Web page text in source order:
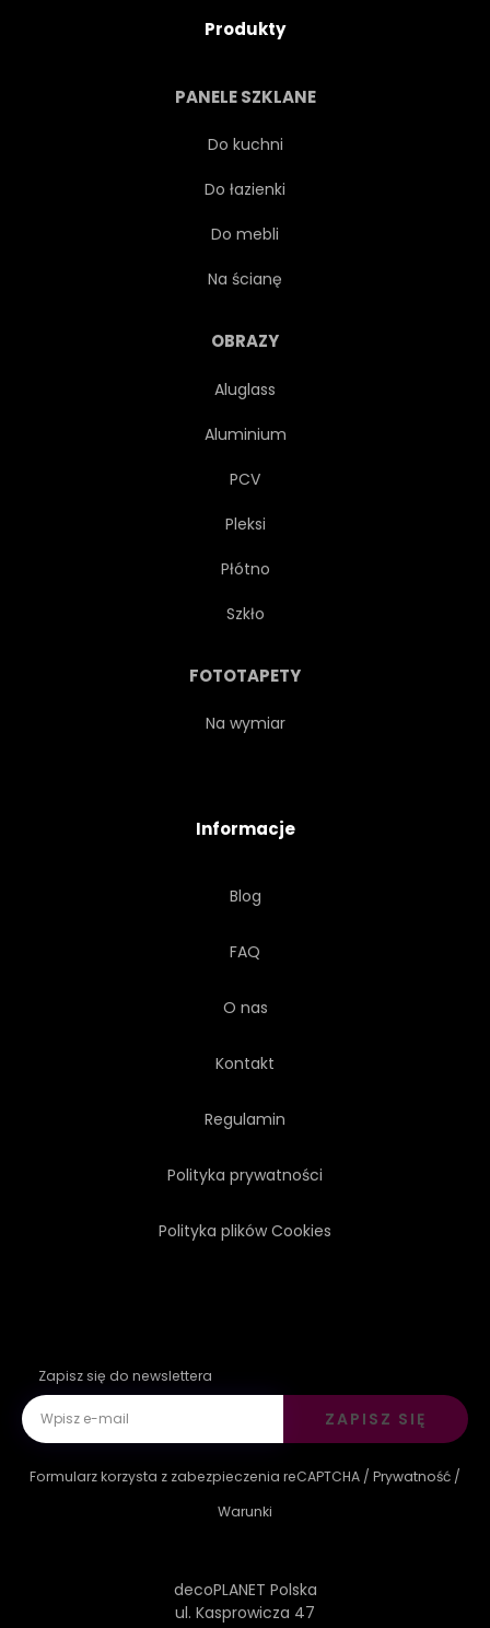
Produkty
PANELE SZKLANE
Do kuchni
Do łazienki
Do mebli
Na ścianę
OBRAZY
Aluglass
Aluminium
PCV
Pleksi
Płótno
Szkło
FOTOTAPETY
Na wymiar
Informacje
Blog
FAQ
O nas
Kontakt
Regulamin
Polityka prywatności
Polityka plików Cookies
Zapisz się do newslettera
ZAPISZ SIĘ
Formularz korzysta z zabezpieczenia reCAPTCHA / Prywatność /
Warunki
decoPLANET Polska
ul. Kasprowicza 47